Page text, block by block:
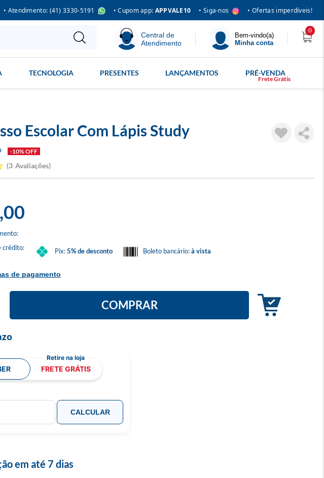
• Atendimento: (41) 3330-5191 • Cupom app: APPVALE10 • Siga-nos • Ofertas imperdíveis!
Central de
Atendimento
Bem-vindo(a)
Minha conta
0
TECNOLOGIA PRESENTES LANÇAMENTOS PRÉ-VENDA
Escolar Com Lápis Study
-10% OFF
3 Avaliações
de pagamento
crédito:
Pix:5% de desconto Boleto bancário:à vista
COMPRAR
FRETE GRÁTIS
CALCULAR
em até 7 dias